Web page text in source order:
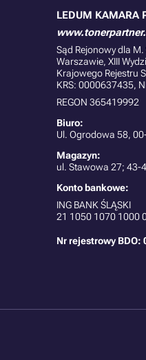
LEDUM KAMARA
Sąd Rejonowy dla
Warszawie, XIII
Krajowego Rejestru
KRS: 0000637435,
REGON 365419992
Biuro:
Ul. Ogrodowa 58,
Magazyn:
ul. Stawowa 27; 43-
Konto bankowe:
ING BANK ŚLĄSKI
21 1050 1070 1000
Nr rejestrowy BDO: